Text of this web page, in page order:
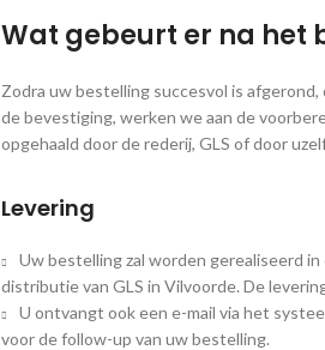
Wat gebeurt er na het
Zodra uw bestelling succesvol is
de bevestiging, werken we aan de
opgehaald door de rederij, GLS of door
Levering
Uw bestelling zal worden gerealiseerd
distributie van GLS in Vilvoorde. De
U ontvangt ook een e-mail via het
voor de follow-up van uw bestelling.